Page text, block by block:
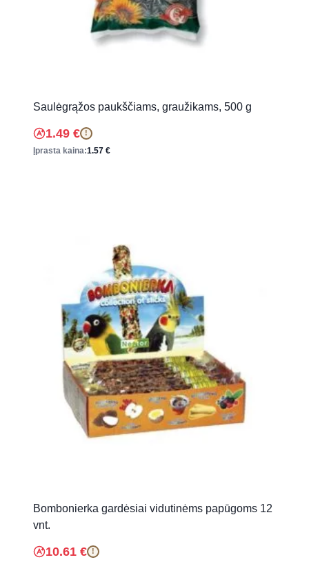
Saulėgrąžos paukščiams, graužikams, 500 g
1.49 € !
Įprasta kaina:1.57 €
Bombonierka gardėsiai vidutinėms papūgoms 12
vnt.
10.61 € !